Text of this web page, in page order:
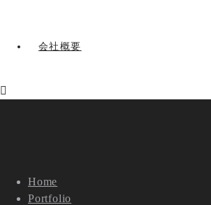
会社概要
Home
Portfolio